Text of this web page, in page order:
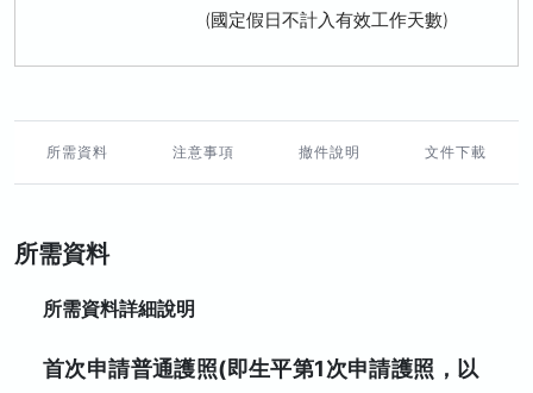
(國定假日不計入有效工作天數)
所需資料 注意事項 撤件說明 文件下載
所需資料
所需資料詳細說明
首次申請普通護照(即生平第1次申請護照，以